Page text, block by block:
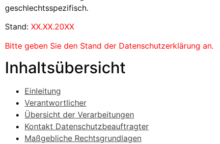
geschlechtsspezifisch.
Stand: XX.XX.20XX
Bitte geben Sie den Stand der Datenschutzerklärung an.
Inhaltsübersicht
Einleitung
Verantwortlicher
Übersicht der Verarbeitungen
Kontakt Datenschutzbeauftragter
Maßgebliche Rechtsgrundlagen